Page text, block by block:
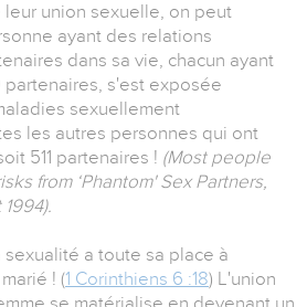
union sexuelle, on peut
ayant des relations
dans sa vie, chacun ayant
s'est exposée
sexuellement
les autres personnes qui ont
511 partenaires ! (Most people
from ‘Phantom' Sex Partners,
sexualité a toute sa place à
! (1 Corinthiens 6 :18) L'union